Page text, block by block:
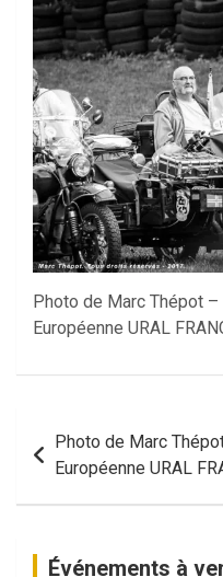
Photo de Marc Thépot
Européenne URAL
Navigation
de
l’article
Photo de Marc
Européenne URAL
Événements à